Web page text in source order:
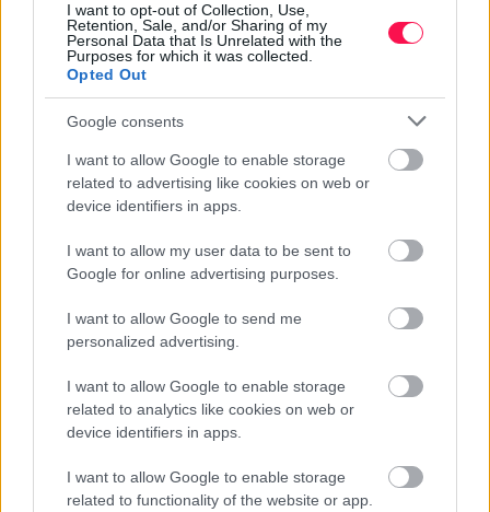
I want to opt-out of Collection, Use,
Retention, Sale, and/or Sharing of my
Personal Data that Is Unrelated with the
Purposes for which it was collected.
Opted Out
Google consents
I want to allow Google to enable storage
related to advertising like cookies on web or
device identifiers in apps.
I want to allow my user data to be sent to
Google for online advertising purposes.
I want to allow Google to send me
personalized advertising.
I want to allow Google to enable storage
related to analytics like cookies on web or
device identifiers in apps.
I want to allow Google to enable storage
related to functionality of the website or app.
Megható:
Drága Ellák! Köszönöm, hogy vagy nekem.
Kívánom, hogy mindig olyan sok szeretetet és
örömet kapj vissza az élettől, amennyit te adsz
ELLÁK NÉVNAPI KÉPESLAP